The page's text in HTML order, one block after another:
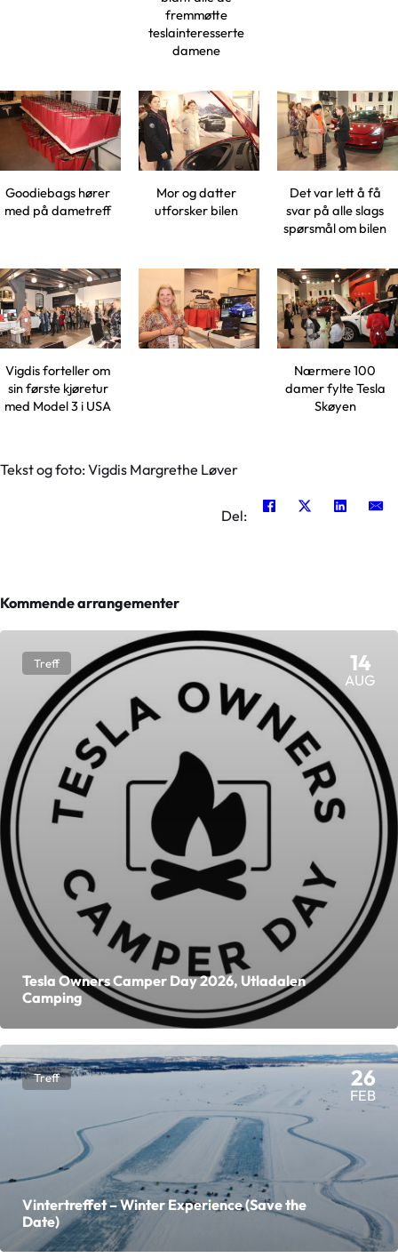
fremmøtte
teslainteresserte
damene
Goodiebags hører
med på dametreff
Mor og datter
utforsker bilen
Det var lett å få
svar på alle slags
spørsmål om bilen
Vigdis forteller om
sin første kjøretur
med Model 3 i USA
Nærmere 100
damer fylte Tesla
Skøyen
Tekst og foto: Vigdis Margrethe Løver
Del:
Kommende arrangementer
Treff 14
AUG
Tesla Owners Camper Day 2026, Utladalen
Camping
Treff 26
FEB
Vintertreffet – Winter Experience (Save the
Date)